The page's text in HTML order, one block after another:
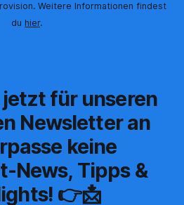
Weitere Informationen findest
du hier.
für unseren
Newsletter an
keine
News, Tipps &
👉📩